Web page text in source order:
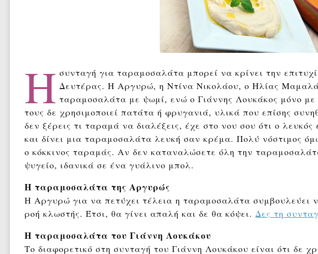
Η συνταγή για ταραμοσαλάτα μπορεί να κρίνει την
Δευτέρας. Η Αργυρώ, η Ντίνα Νικολάου, ο Ηλίας
ταραμοσαλάτα με ψωμί, ενώ ο Γιάννης Λουκάκος μόνο
τους δε χρησιμοποιεί πατάτα ή φρυγανιά, υλικά που επίσης
δεν ξέρεις τι ταραμά να διαλέξεις, έχε στο νου σου ότι ο
και δίνει μια ταραμοσαλάτα λευκή σαν κρέμα. Πολύ νόστιμος
ο κόκκινος ταραμάς. Αν δεν καταναλώσετε όλη την
ψυγείο, ιδανικά σε ένα γυάλινο μπολ.
Η ταραμοσαλάτα της Αργυρώς
Η Αργυρώ για να πετύχει τέλεια η ταραμοσαλάτα συμβουλεύει
ροή κλωστής. Έτσι, θα γίνει απαλή και δε θα κόψει. Δες τη
Η ταραμοσαλάτα του Γιάννη Λουκάκου
Το διαφορετικό στη συνταγή του Γιάννη Λουκάκου είναι ότι δε